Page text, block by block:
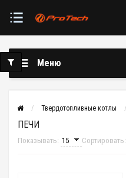
Меню
Твердотопливные котлы
ПЕЧИ
Показывать: Сортировать: